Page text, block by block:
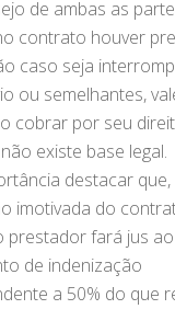
de ambas as
contrato houver
caso seja
ou semelhantes,
cobrar por seu
existe base legal.
destacar
imotivada do
prestador fará jus ao
de indenização
a 50% do que